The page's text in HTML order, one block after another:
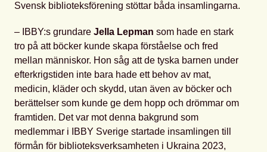
Svensk biblioteksförening stöttar båda insamlingarna.
– IBBY:s grundare Jella Lepman som hade en stark
tro på att böcker kunde skapa förståelse och fred
mellan människor. Hon såg att de tyska barnen under
efterkrigstiden inte bara hade ett behov av mat,
medicin, kläder och skydd, utan även av böcker och
berättelser som kunde ge dem hopp och drömmar om
framtiden. Det var mot denna bakgrund som
medlemmar i IBBY Sverige startade insamlingen till
förmån för biblioteksverksamheten i Ukraina 2023,